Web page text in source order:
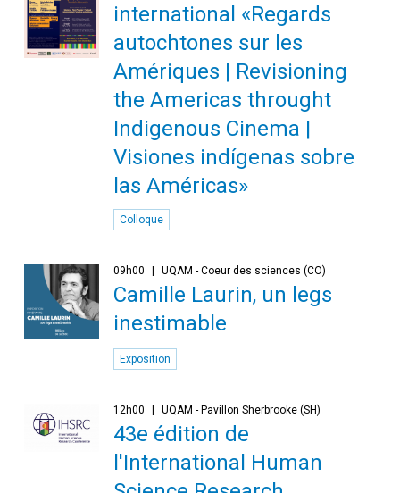
international «Regards
autochtones sur les
Amériques | Revisioning
the Americas throught
Indigenous Cinema |
Visiones indígenas sobre
las Américas»
Colloque
09h00 UQAM - Coeur des sciences (CO)
Camille Laurin, un legs
inestimable
Exposition
12h00 UQAM - Pavillon Sherbrooke (SH)
43e édition de
l'International Human